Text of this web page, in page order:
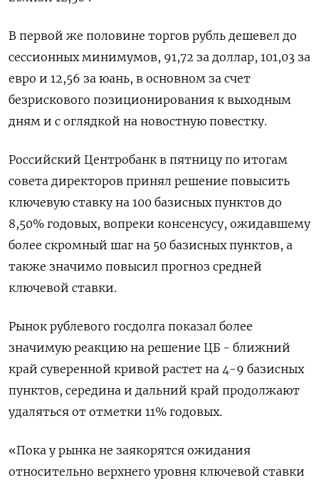
В первой же половине торгов рубль дешевел до
сессионных минимумов, 91,72 за доллар, 101,03 за
евро и 12,56 за юань, в основном за счет
безрискового позиционирования к выходным
дням и с оглядкой на новостную повестку.
Российский Центробанк в пятницу по итогам
совета директоров принял решение повысить
ключевую ставку на 100 базисных пунктов до
8,50% годовых, вопреки консенсусу, ожидавшему
более скромный шаг на 50 базисных пунктов, а
также значимо повысил прогноз средней
ключевой ставки.
Рынок рублевого госдолга показал более
значимую реакцию на решение ЦБ - ближний
край суверенной кривой растет на 4-9 базисных
пунктов, середина и дальний край продолжают
удаляться от отметки 11% годовых.
«Пока у рынка не заякорятся ожидания
относительно верхнего уровня ключевой ставки